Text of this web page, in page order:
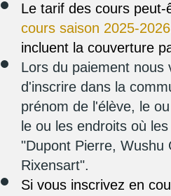
Le tarif des cours peut-
cours saison 2025-2026
incluent la couverture
Lors du paiement nous
d'inscrire dans la
prénom de l'élève, le
le ou les endroits où
"Dupont Pierre, Wushu
Rixensart".
Si vous inscrivez en